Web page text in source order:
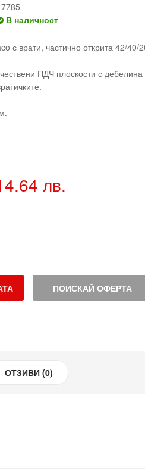
В наличност
с врати, частично открита 42/40/
ПДЧ плоскости с
лв.
ПОИСКАЙ ОФЕРТА
ОТЗИВИ (0)